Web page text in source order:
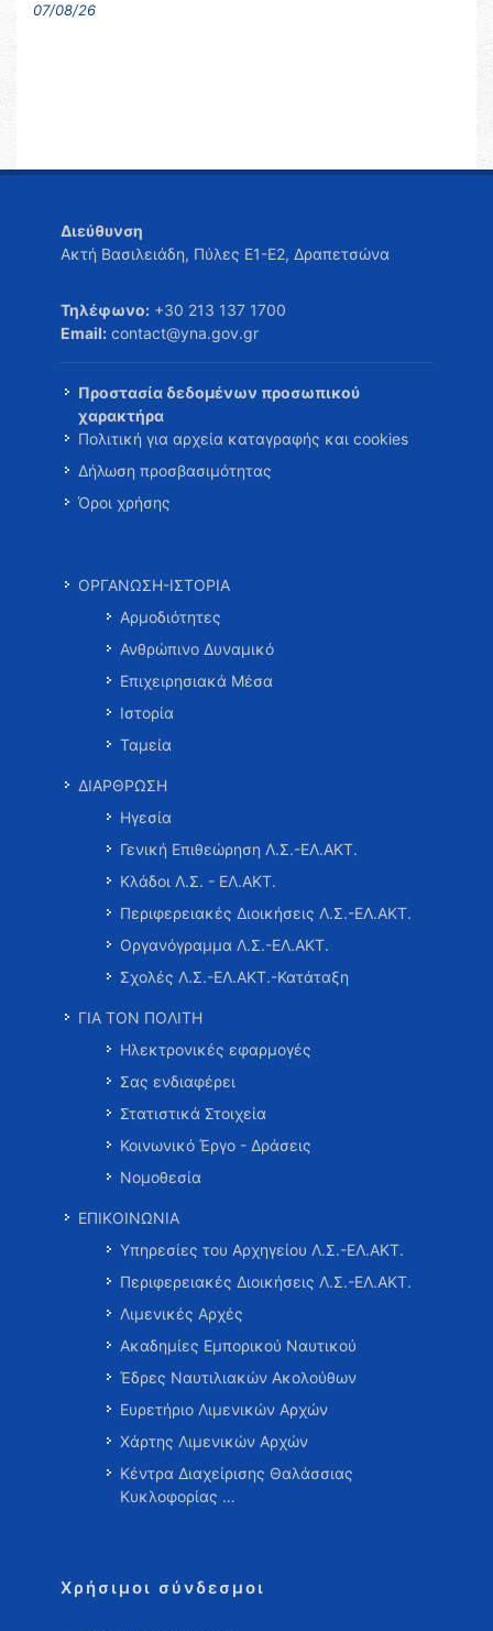
07/08/26
Διεύθυνση
Ακτή Βασιλειάδη, Πύλες Ε1-Ε2, Δραπετσώνα
Τηλέφωνο: +30 213 137 1700
Email: contact@yna.gov.gr
Προστασία δεδομένων προσωπικού
χαρακτήρα
Πολιτική για αρχεία καταγραφής και cookies
Δήλωση προσβασιμότητας
Όροι χρήσης
ΟΡΓΑΝΩΣΗ-ΙΣΤΟΡΙΑ
Αρμοδιότητες
Ανθρώπινο Δυναμικό
Επιχειρησιακά Μέσα
Ιστορία
Ταμεία
ΔΙΑΡΘΡΩΣΗ
Ηγεσία
Γενική Επιθεώρηση Λ.Σ.-ΕΛ.ΑΚΤ.
Κλάδοι Λ.Σ. - ΕΛ.ΑΚΤ.
Περιφερειακές Διοικήσεις Λ.Σ.-ΕΛ.ΑΚΤ.
Οργανόγραμμα Λ.Σ.-ΕΛ.ΑΚΤ.
Σχολές Λ.Σ.-ΕΛ.ΑΚΤ.-Κατάταξη
ΓΙΑ ΤΟΝ ΠΟΛΙΤΗ
Ηλεκτρονικές εφαρμογές
Σας ενδιαφέρει
Στατιστικά Στοιχεία
Κοινωνικό Έργο - Δράσεις
Νομοθεσία
ΕΠΙΚΟΙΝΩΝΙΑ
Υπηρεσίες του Αρχηγείου Λ.Σ.-ΕΛ.ΑΚΤ.
Περιφερειακές Διοικήσεις Λ.Σ.-ΕΛ.ΑΚΤ.
Λιμενικές Αρχές
Ακαδημίες Εμπορικού Ναυτικού
Έδρες Ναυτιλιακών Ακολούθων
Ευρετήριο Λιμενικών Αρχών
Χάρτης Λιμενικών Αρχών
Κέντρα Διαχείρισης Θαλάσσιας
Κυκλοφορίας …
Χρήσιμοι σύνδεσμοι